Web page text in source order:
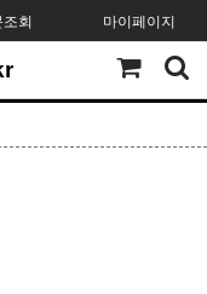
회 마이페이지